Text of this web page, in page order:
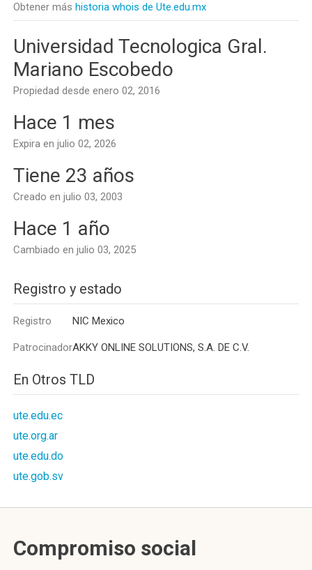
Obtener más historia whois de Ute.edu.mx
Universidad Tecnologica Gral.
Mariano Escobedo
Propiedad desde enero 02, 2016
Hace 1 mes
Expira en julio 02, 2026
Tiene 23 años
Creado en julio 03, 2003
Hace 1 año
Cambiado en julio 03, 2025
Registro y estado
Registro NIC Mexico
PatrocinadorAKKY ONLINE SOLUTIONS, S.A. DE C.V.
En Otros TLD
ute.edu.ec
ute.org.ar
ute.edu.do
ute.gob.sv
Compromiso social